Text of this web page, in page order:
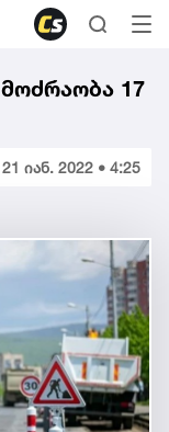
17
21 იან. 2022 • 4:25